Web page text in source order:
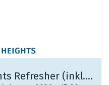
GWO Working at Heights Refresher (inkl. PSAgAR gem. DGUV)